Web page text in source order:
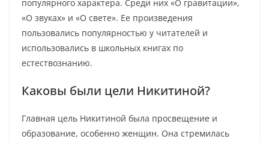
популярного характера. Среди них «О гравитации»,
«О звуках» и «О свете». Ее произведения
пользовались популярностью у читателей и
использовались в школьных книгах по
естествознанию.
Каковы были цели Никитиной?
Главная цель Никитиной была просвещение и
образование, особенно женщин. Она стремилась